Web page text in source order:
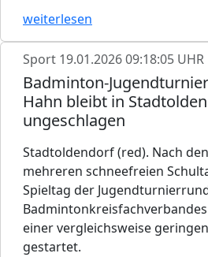
weiterlesen
Sport 19.01.2026 09:18:05 UHR
Badminton-
Hahn bleibt in
ungeschlagen
Stadtoldendorf (red). Nach
mehreren schneefreien
Spieltag der
einer vergleichsweise
gestartet.